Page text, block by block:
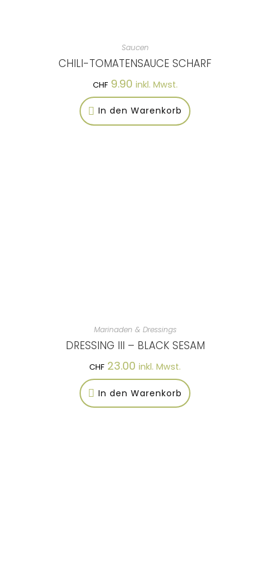
Saucen
CHILI-TOMATENSAUCE SCHARF
CHF9.90 inkl. Mwst.
In den Warenkorb
Marinaden & Dressings
DRESSING III – BLACK SESAM
CHF 23.00 inkl. Mwst.
In den Warenkorb